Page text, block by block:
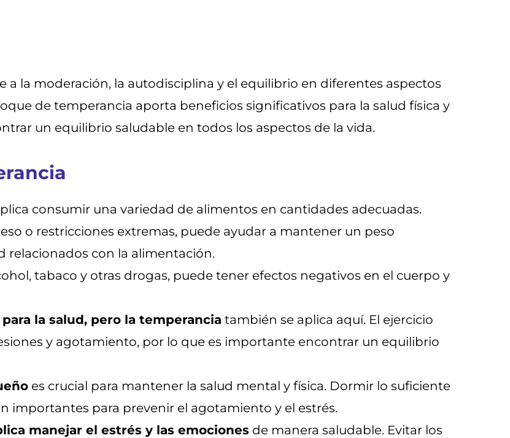
a la moderación, la autodisciplina y el equilibrio en diferentes aspectos
de temperancia aporta beneficios significativos para la salud física y
un equilibrio saludable en todos los aspectos de la vida.
consumir una variedad de alimentos en cantidades adecuadas.
o restricciones extremas, puede ayudar a mantener un peso
relacionados con la alimentación.
tabaco y otras drogas, puede tener efectos negativos en el cuerpo y
la salud, pero la temperancia también se aplica aquí. El ejercicio
y agotamiento, por lo que es importante encontrar un equilibrio
es crucial para mantener la salud mental y física. Dormir lo suficiente
importantes para prevenir el agotamiento y el estrés.
manejar el estrés y las emociones de manera saludable. Evitar los